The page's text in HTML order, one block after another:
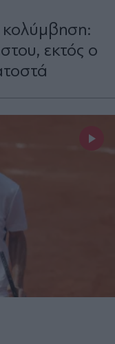
εκτός ο